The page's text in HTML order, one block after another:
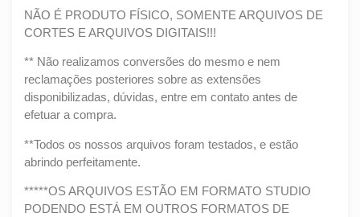
NÃO É PRODUTO FÍSICO, SOMENTE ARQUIVOS DE
CORTES E ARQUIVOS DIGITAIS!!!
** Não realizamos conversões do mesmo e nem
reclamações posteriores sobre as extensões
disponibilizadas, dúvidas, entre em contato antes de
efetuar a compra.
**Todos os nossos arquivos foram testados, e estão
abrindo perfeitamente.
*****OS ARQUIVOS ESTÃO EM FORMATO STUDIO
PODENDO ESTÁ EM OUTROS FORMATOS DE